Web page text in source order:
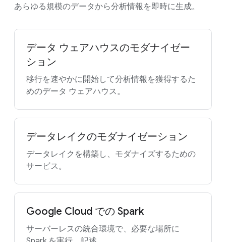
あらゆる規模のデータから分析情報を即時に生成。
データ ウェアハウスのモダナイゼー
ション
移行を速やかに開始して分析情報を獲得するた
めのデータ ウェアハウス。
データレイクのモダナイゼーション
データレイクを構築し、モダナイズするための
サービス。
Google Cloud での Spark
サーバーレスの統合環境で、必要な場所に